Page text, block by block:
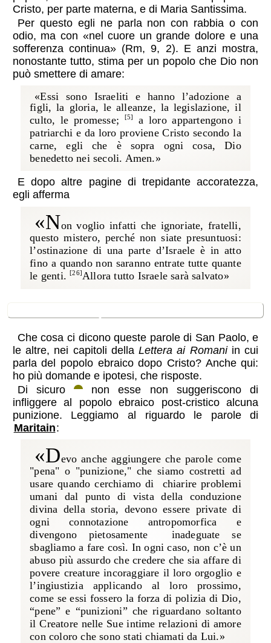
Cristo, per parte materna, e di Maria Santissima.
Per questo egli ne parla non con rabbia o con
odio, ma con «nel cuore un grande dolore e una
sofferenza continua» (Rm, 9, 2). E anzi mostra,
nonostante tutto, stima per un popolo che Dio non
può smettere di amare:
«Essi sono Israeliti e hanno l’adozione a
figli, la gloria, le alleanze, la legislazione, il
culto, le promesse;
[5]
a loro appartengono i
patriarchi e da loro proviene Cristo secondo la
carne, egli che è sopra ogni cosa, Dio
benedetto nei secoli. Amen.»
E dopo altre pagine di trepidante accoratezza,
egli afferma
«Non voglio infatti che ignoriate, fratelli,
questo mistero, perché non siate presuntuosi:
l’ostinazione di una parte d’Israele è in atto
fino a quando non saranno entrate tutte quante
le genti. [26] Allora tutto Israele sarà salvato»
Che cosa ci dicono queste parole di San Paolo, e
le altre, nei capitoli dellaLettera ai Romaniin cui
parla del popolo ebraico dopo Cristo? Anche qui:
ho più domande e ipotesi, che risposte.
Di sicuro
non esse non suggeriscono di
infliggere al popolo ebraico post-cristico alcuna
punizione. Leggiamo al riguardo le parole di
Maritain:
«Devo anche aggiungere che parole come
"pena" o "punizione," che siamo costretti ad
usare quando cerchiamo di chiarire problemi
umani dal punto di vista della conduzione
divina della storia, devono essere private di
ogni connotazione antropomorfica e
divengono pietosamente inadeguate se
sbagliamo a fare così. In ogni caso, non c’è un
abuso più assurdo che credere che sia affare di
povere creature incoraggiare il loro orgoglio e
l’ingiustizia applicando al loro prossimo,
come se essi fossero la forza di polizia di Dio,
“pene” e “punizioni” che riguardano soltanto
il Creatore nelle Sue intime relazioni di amore
con coloro che sono stati chiamati da Lui.»